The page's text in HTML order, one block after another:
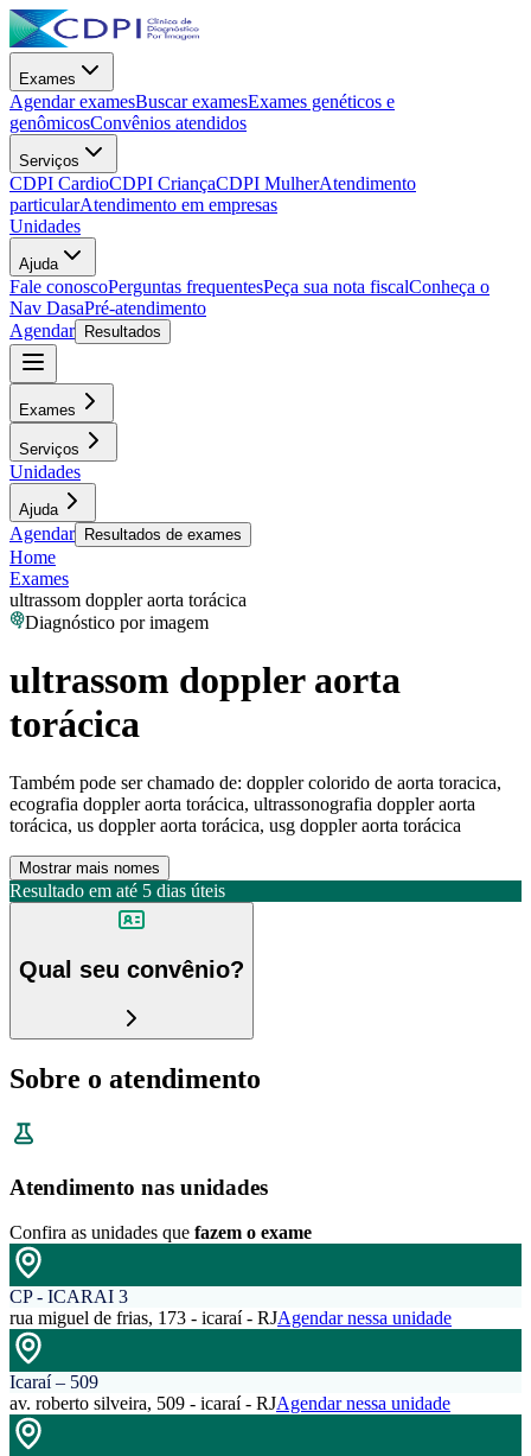
Exames
Agendar examesBuscar examesExames genéticos e
genômicosConvênios atendidos
Serviços
CDPI CardioCDPI CriançaCDPI MulherAtendimento
particularAtendimento em empresas
Unidades
Ajuda
Fale conoscoPerguntas frequentesPeça sua nota fiscalConheça o
Nav DasaPré-atendimento
Agendar
Resultados
Exames
Serviços
Unidades
Ajuda
Agendar Resultados de exames
Home
Exames
ultrassom doppler aorta torácica
Diagnóstico por imagem
ultrassom doppler aorta
torácica
Também pode ser chamado de: doppler colorido de aorta toracica,
ecografia doppler aorta torácica, ultrassonografia doppler aorta
torácica, us doppler aorta torácica, usg doppler aorta torácica
Mostrar mais nomes
Resultado em até 5 dias úteis
Qual seu convênio?
Sobre o atendimento
Atendimento nas unidades
Confira as unidades que fazem o exame
CP - ICARAI 3
rua miguel de frias, 173 - icaraí - RJAgendar nessa unidade
Icaraí – 509
av. roberto silveira, 509 - icaraí - RJAgendar nessa unidade